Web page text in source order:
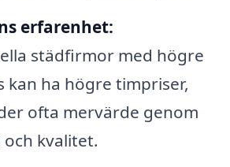
erfarenhet:
städfirmor med högre
kan ha högre timpriser,
ofta mervärde genom
kvalitet.